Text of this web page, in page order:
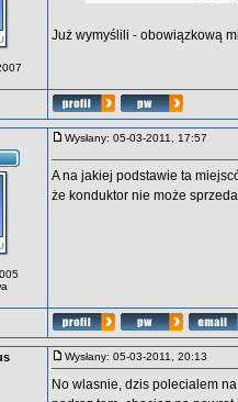
Już wymyślili - obowiązkową
Wysłany: 05-03-2011, 17:57
A na jakiej podstawie ta
że konduktor nie może
Wysłany: 05-03-2011, 20:13
No wlasnie, dzis polecialem